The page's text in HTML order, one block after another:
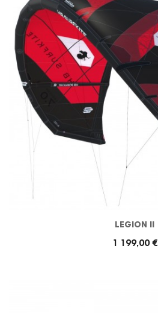
LEGION II
1 199,00 €